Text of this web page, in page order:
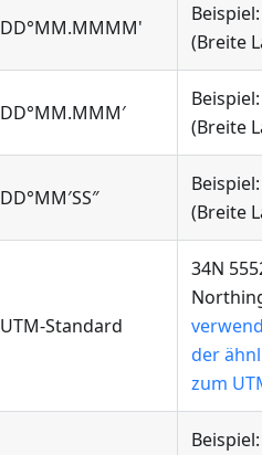
DD°MM.MMMM'
(Breite
DD°MM.MMM′
Beispiel:
(Breite
DD°MM′SS″
Beispiel:
(Breite
UTM-Standard
34N
der
zum